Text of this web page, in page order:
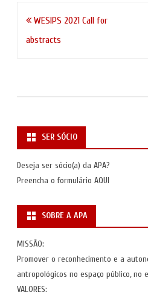
Navegação
de
WESIPS 2021 Call for
abstracts
SER SÓCIO
Deseja ser sócio(a) da APA?
Preencha o formulário AQUI
SOBRE A APA
MISSÃO:
Promover o reconhecimento e a
antropológicos no espaço público, no
VALORES: